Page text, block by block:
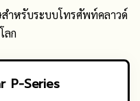
ำหรับระบบโทรศัพท์คลาวด์
ลก
P-Series